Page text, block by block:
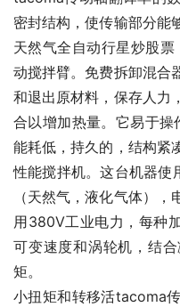
密封结构，使传输部分能
天然气全自动行星炒股
动搅拌臂。免费拆卸混合
和退出原材料，保存人力
合以增加热量。它易于操
能耗低，持久的，结构紧
性能搅拌机。这台机器使
（天然气，液化气体）
用380V工业电力，每种
可变速度和涡轮机，结
矩。
小扭矩和转移活tacoma